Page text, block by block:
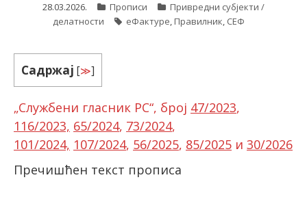
Подаци
О нама
Претплата
Пријава
28.03.2026. Прописи
Привредни субјекти /
делатности
еФактуре, Правилник, СЕФ
Садржај [≫]
„Службени гласник РС“, број 47/2023,
116/2023, 65/2024, 73/2024,
101/2024, 107/2024, 56/2025, 85/2025 и 30/2026
Пречишћен текст прописа